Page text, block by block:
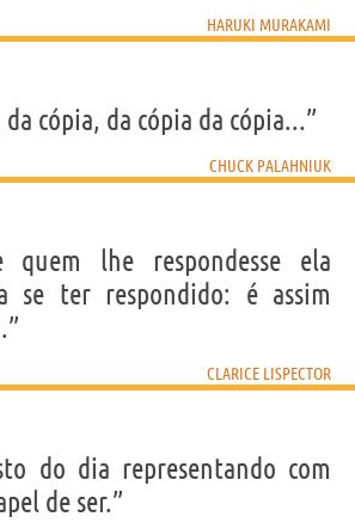
HARUKI MURAKAMI
da cópia, da cópia da cópia...”
CHUCK PALAHNIUK
lhe respondesse ela
se ter respondido: é assim
CLARICE LISPECTOR
do dia representando com
de ser.”